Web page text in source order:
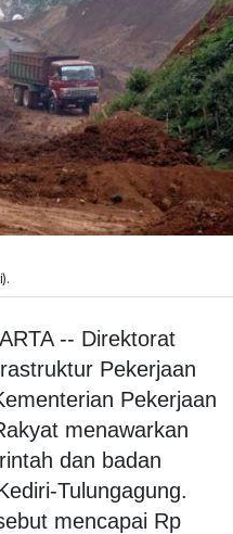
-- Direktorat
Pekerjaan
Pekerjaan
menawarkan
dan badan
Tulungagung.
mencapai Rp